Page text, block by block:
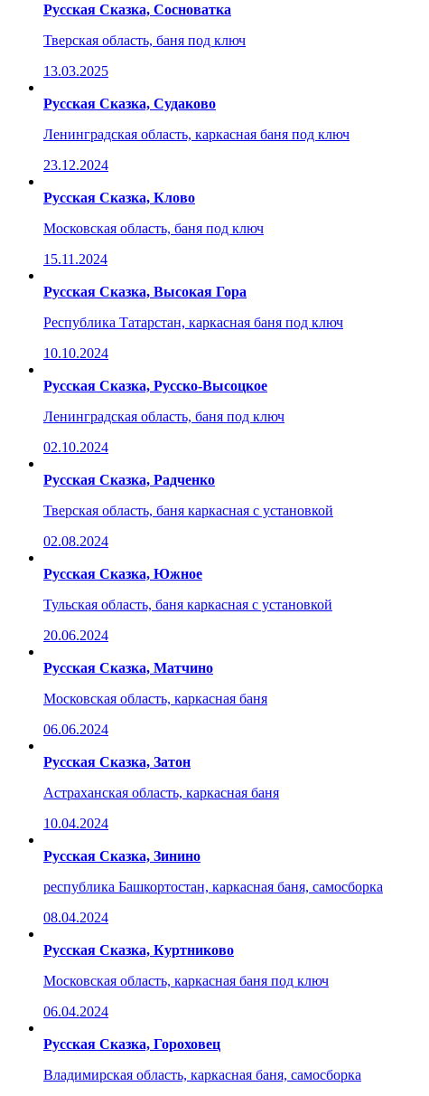
Русская Сказка, Сосноватка
Тверская область, баня под ключ
13.03.2025
Русская Сказка, Судаково
Ленинградская область, каркасная баня под ключ
23.12.2024
Русская Сказка, Клово
Московская область, баня под ключ
15.11.2024
Русская Сказка, Высокая Гора
Республика Татарстан, каркасная баня под ключ
10.10.2024
Русская Сказка, Русско-Высоцкое
Ленинградская область, баня под ключ
02.10.2024
Русская Сказка, Радченко
Тверская область, баня каркасная с установкой
02.08.2024
Русская Сказка, Южное
Тульская область, баня каркасная с установкой
20.06.2024
Русская Сказка, Матчино
Московская область, каркасная баня
06.06.2024
Русская Сказка, Затон
Астраханская область, каркасная баня
10.04.2024
Русская Сказка, Зинино
республика Башкортостан, каркасная баня, самосборка
08.04.2024
Русская Сказка, Куртниково
Московская область, каркасная баня под ключ
06.04.2024
Русская Сказка, Гороховец
Владимирская область, каркасная баня, самосборка